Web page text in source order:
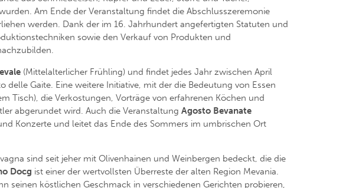
Am Ende der Veranstaltung findet die Abschlusszeremonie
werden. Dank der im 16. Jahrhundert angefertigten Statuten und
sowie den Verkauf von Produkten und
(Mittelalterlicher Frühling) und findet jedes Jahr zwischen April
Gaite. Eine weitere Initiative, mit der die Bedeutung von Essen
Tisch), die Verkostungen, Vorträge von erfahrenen Köchen und
abgerundet wird. Auch die Veranstaltung Agosto Bevanate
Konzerte und leitet das Ende des Sommers im umbrischen Ort
sind seit jeher mit Olivenhainen und Weinbergen bedeckt, die die
Docg ist einer der wertvollsten Überreste der alten Region Mevania.
seinen köstlichen Geschmack in verschiedenen Gerichten probieren,